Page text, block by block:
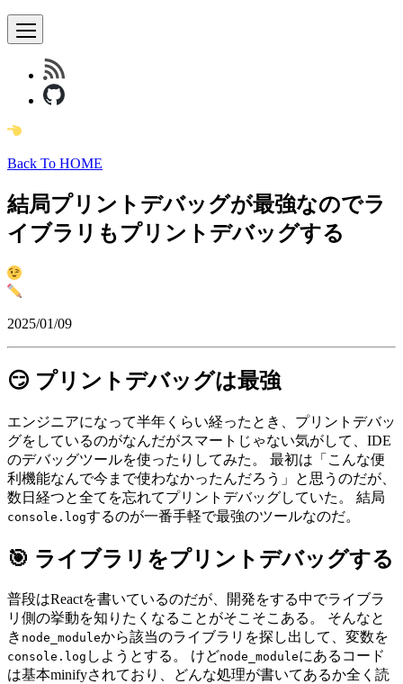
Back To HOME
結局プリントデバッグが最強なのでラ
イブラリもプリントデバッグする
2025/01/09
😏 プリントデバッグは最強
エンジニアになって半年くらい経ったとき、プリントデバッ
グをしているのがなんだがスマートじゃない気がして、IDE
のデバッグツールを使ったりしてみた。 最初は「こんな便
利機能なんで今まで使わなかったんだろう」と思うのだが、
数日経つと全てを忘れてプリントデバッグしていた。 結局
console.logするのが一番手軽で最強のツールなのだ。
🎯 ライブラリをプリントデバッグする
普段はReactを書いているのだが、開発をする中でライブラ
リ側の挙動を知りたくなることがそこそこある。 そんなと
き node_moduleから該当のライブラリを探し出して、変数を
console.log しようとする。 けどnode_moduleにあるコード
は基本minifyされており、どんな処理が書いてあるか全く読